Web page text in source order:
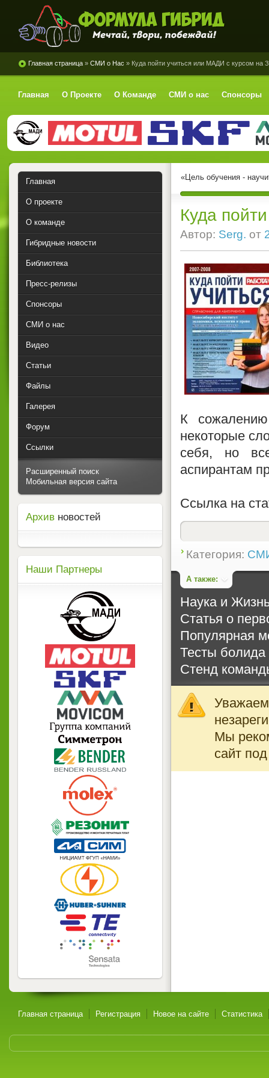
Формула Гибрид
Главная страница » СМИ о Нас » Куда пойти учиться или МАДИ с курсом на
Главная О Проекте О Команде СМИ о нас Спонсоры
«Цель обучения -
Куда
Автор: Serg. от
К
некоторые
себя, но
аспирантам
Ссылка на
Категория:
А также:
Наука и
Статья о
Популярная
Тесты
Стенд
Мы
сайт
Главная
О проекте
О команде
Гибридные новости
Библиотека
Пресс-релизы
Спонсоры
СМИ о нас
Видео
Статьи
Файлы
Галерея
Форум
Ссылки
Расширенный поиск
Мобильная версия сайта
Архив новостей
Наши Партнеры
Главная страница Регистрация Новое на сайте Статистика